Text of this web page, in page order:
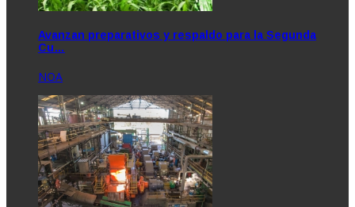
Avanzan preparativos y respaldo para la Segunda
Cu…
NOA